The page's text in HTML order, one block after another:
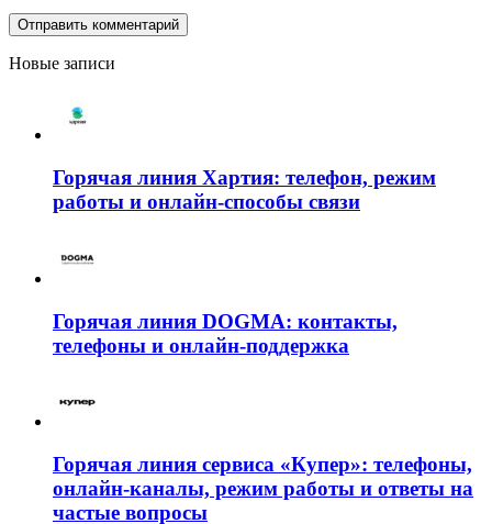
Новые записи
Горячая линия Хартия: телефон, режим
работы и онлайн-способы связи
Горячая линия DOGMA: контакты,
телефоны и онлайн-поддержка
Горячая линия сервиса «Купер»: телефоны,
онлайн-каналы, режим работы и ответы на
частые вопросы